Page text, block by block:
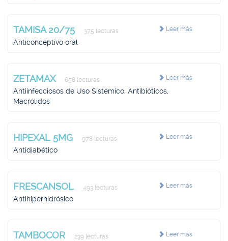
Leer más
TAMISA 20/75 375 lecturas
Anticonceptivo oral
Leer más
ZETAMAX 658 lecturas
Antiinfecciosos de Uso Sistémico, Antibióticos,
Macrólidos
Leer más
HIPEXAL 5MG 978 lecturas
Antidiabético
Leer más
FRESCANSOL 493 lecturas
Antihiperhidrósico
Leer más
TAMBOCOR 239 lecturas